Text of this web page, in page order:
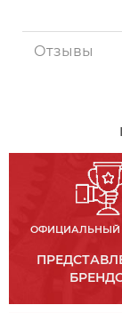
Отзывы
ОФИЦИАЛЬНЫЙ